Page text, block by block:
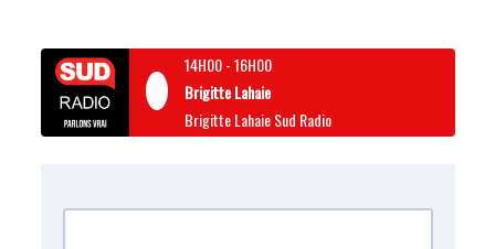
14H00-16H00
Brigitte Lahaie
Brigitte Lahaie Sud Radio